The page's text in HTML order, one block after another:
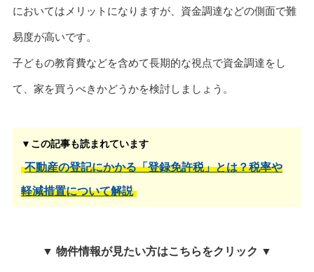
においてはメリットになりますが、資金調達などの側面で難
易度が高いです。
子どもの教育費などを含めて長期的な視点で資金調達をし
て、家を買うべきかどうかを検討しましょう。
▼この記事も読まれています
不動産の登記にかかる「登録免許税」とは？税率や
軽減措置について解説
▼ 物件情報が見たい方はこちらをクリック ▼